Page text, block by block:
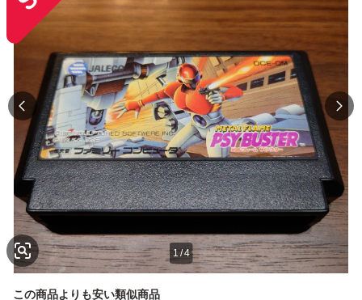
1/4
この商品よりも安い類似商品